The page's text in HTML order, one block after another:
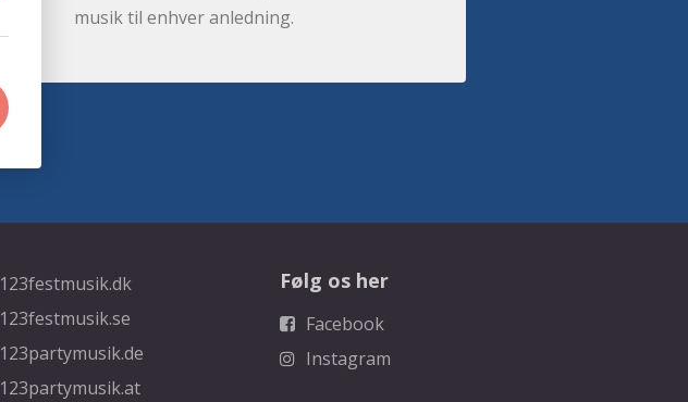
musik til enhver anledning.
123festmusik.dk
123festmusik.se
123partymusik.de
123partymusik.at
Følg os her
Facebook
Instagram